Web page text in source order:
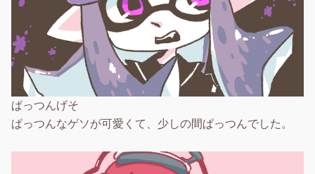
ぱっつんげそ
ぱっつんなゲソが可愛くて、少しの間ぱっつんでした。